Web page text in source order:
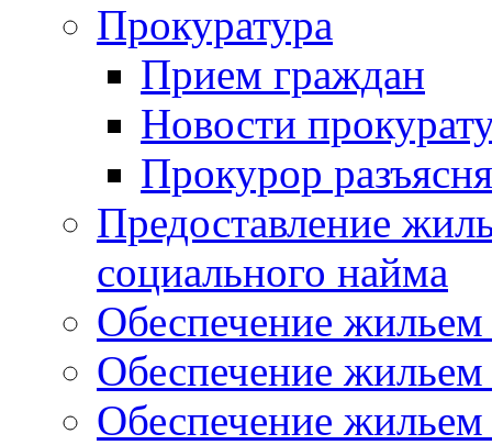
Прокуратура
Прием граждан
Новости
Прокурор
Предоставление
социального найма
Обеспечение
Обеспечение
Обеспечение жильем